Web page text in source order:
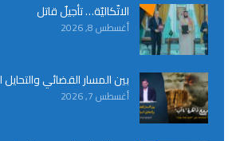
الاتّكاليّة… تأجيلٌ قاتل
أغسطس 8, 2026
بين المسار القضائي
أغسطس 7, 2026